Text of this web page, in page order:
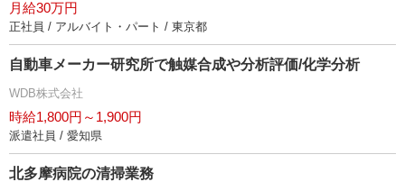
月給30万円
正社員 / アルバイト・パート / 東京都
自動車メーカー研究所で触媒合成や分析評価/化学分析
WDB株式会社
時給1,800円～1,900円
派遣社員 / 愛知県
北多摩病院の清掃業務